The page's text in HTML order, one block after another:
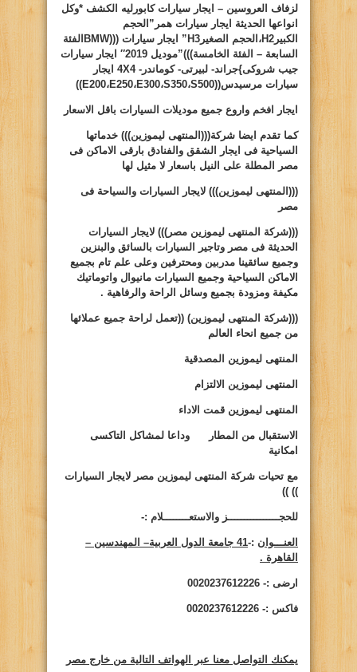
لزفاف العروسين – ايجار سيارات كابورليه الكشف *وكل
انواعها الحديثة ايجار سيارات همر”الحجم
الكبير H2،الحجم الصغير H3 ” ايجار سيارات (((BMW الفئة
السابعة – الفئة الخامسة)))”موديل 2019″ ايجار سيارات
جيب شروكى}جراند- لبيرتى- كوماندر-4X4 ايجار
سيارات مرسيدس((
E200،E250،E300،S350،S500
))
ايجار افخم واروع جميع موديلات السيارات باقل الاسعار
كما تقدم ايضا شركة(((المنتهى ليموزين))) خدماتها
السياحية فى ايجار الشقق والفنادق بارقى الاماكن فى
مصر المطلة على النيل باسعار لا مثيل لها
(((المنتهى ليموزين))) لايجار السيارات والسياحة فى
مصر
(((شركة المنتهى ليموزين مصر))) لايجار السيارات
الحديثة فى مصر وتاجير السيارات بالسائق والبنزين
وجميع سائقينا مدربين ومحترفين وعلى علم تام بجميع
الاماكن السياحية وجميع السيارات مانيوال واتوماتيك
مكيفة ومزودة بجميع وسائل الراحة والرفاهية .
(((شركة المنتهى ليموزين) ((تعمل لراحة جميع عملائها
من جميع انحاء العالم
المنتهى ليموزين المصدقية
المنتهى ليموزين الالتزام
المنتهى ليموزين قمت الاداء
الاستقبال من المطار وداعا لمشاكل التاكسى
امكانية
مع تحيات شركة المنتهى ليموزين مصر لايجار السيارات
))
))
للحجــــــــــــــــز والاستعــــــــلام :-
العنـــوان :-
41 جامعة الدول العربية– المهندسين –
القاهرة .
ارضى :- 0020237612226
فاكس :- 0020237612226
يمكنك التواصل معنا عبر الهواتف التالية من خارج مصر